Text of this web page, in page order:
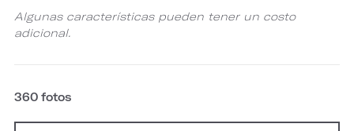
Algunas características pueden tener un costo
adicional.
360 fotos